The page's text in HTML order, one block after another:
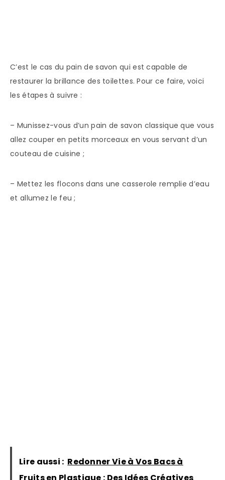
C’est le cas du pain de savon qui est capable de
restaurer la brillance des toilettes. Pour ce faire, voici
les étapes à suivre :
– Munissez-vous d’un pain de savon classique que vous
allez couper en petits morceaux en vous servant d’un
couteau de cuisine ;
– Mettez les flocons dans une casserole remplie d’eau
et allumez le feu ;
Lire aussi : Redonner Vie à Vos Bacs à
Fruits en Plastique : Des Idées Créatives